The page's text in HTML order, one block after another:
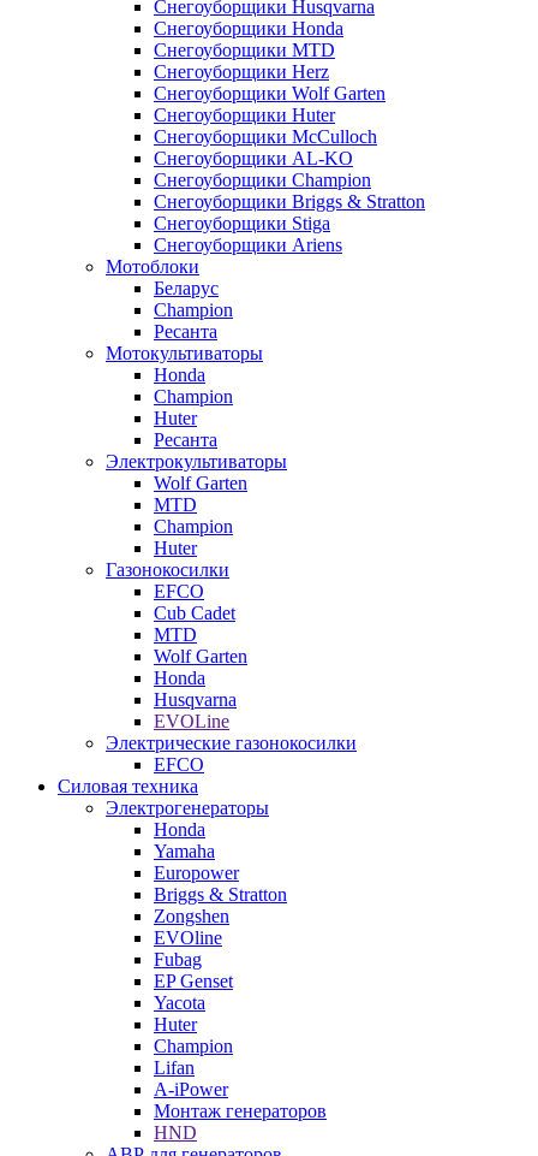
Снегоуборщики Husqvarna
Снегоуборщики Honda
Снегоуборщики MTD
Снегоуборщики Herz
Снегоуборщики Wolf Garten
Снегоуборщики Huter
Снегоуборщики McCulloch
Снегоуборщики AL-KO
Снегоуборщики Champion
Снегоуборщики Briggs & Stratton
Снегоуборщики Stiga
Снегоуборщики Ariens
Мотоблоки
Беларус
Champion
Ресанта
Мотокультиваторы
Honda
Champion
Huter
Ресанта
Электрокультиваторы
Wolf Garten
MTD
Champion
Huter
Газонокосилки
EFCO
Cub Cadet
MTD
Wolf Garten
Honda
Husqvarna
EVOLine
Электрические газонокосилки
EFCO
Силовая техника
Электрогенераторы
Honda
Yamaha
Europower
Briggs & Stratton
Zongshen
EVOline
Fubag
EP Genset
Yacota
Huter
Champion
Lifan
A-iPower
Монтаж генераторов
HND